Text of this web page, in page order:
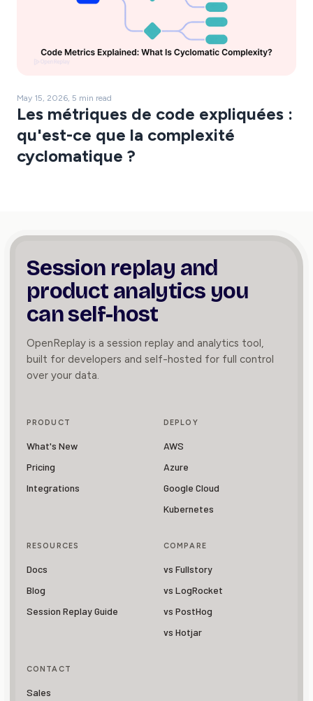
May 15, 2026, 5 min read
Les métriques de code expliquées :
qu'est-ce que la complexité
cyclomatique ?
Session replay and
product analytics you
can self-host
OpenReplay is a session replay and analytics tool,
built for developers and self-hosted for full control
over your data.
PRODUCT
What's New
Pricing
Integrations
DEPLOY
AWS
Azure
Google Cloud
Kubernetes
RESOURCES
Docs
Blog
Session Replay Guide
COMPARE
vs Fullstory
vs LogRocket
vs PostHog
vs Hotjar
CONTACT
Sales